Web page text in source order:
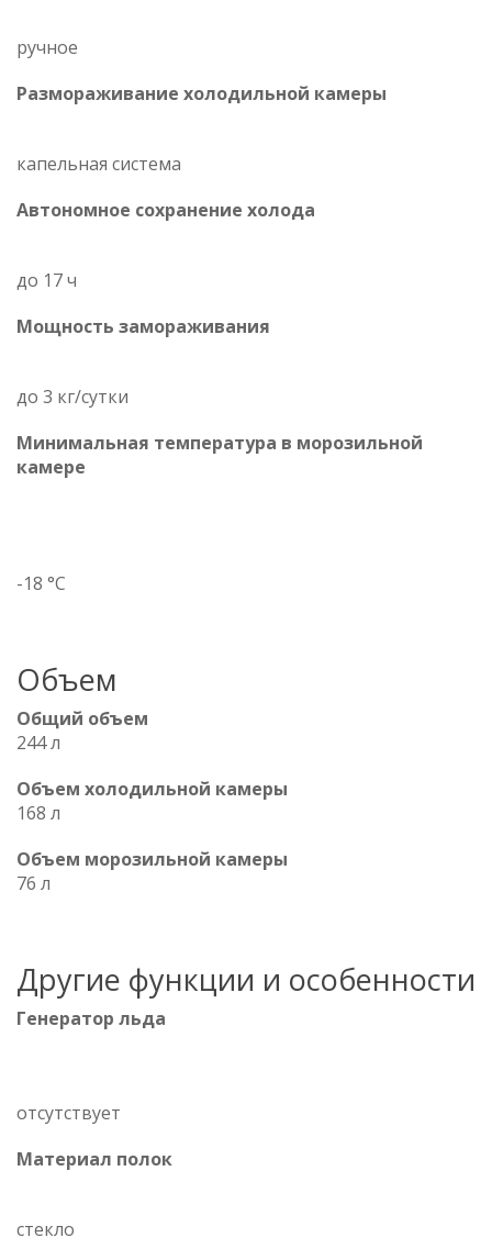
ручное
Размораживание холодильной камеры
капельная система
Автономное сохранение холода
до 17 ч
Мощность замораживания
до 3 кг/cутки
Минимальная температура в морозильной
камере
-18 °C
Объем
Общий объем
244 л
Объем холодильной камеры
168 л
Объем морозильной камеры
76 л
Другие функции и особенности
Генератор льда
отсутствует
Материал полок
стекло